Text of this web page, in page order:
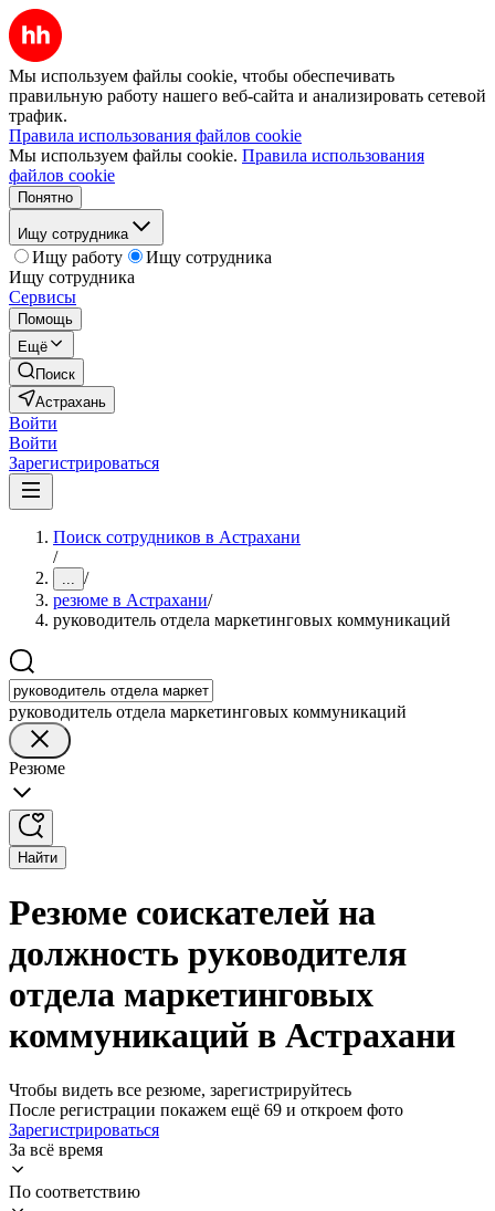
Мы используем файлы cookie, чтобы обеспечивать
правильную работу нашего веб-сайта и анализировать сетевой
трафик.
Правила использования файлов cookie
Мы используем файлы cookie. Правила использования
файлов cookie
Понятно
Ищу сотрудника
Ищу работу
Ищу сотрудника
Ищу сотрудника
Сервисы
Помощь
Ещё
Поиск
Астрахань
Войти
Войти
Зарегистрироваться
Поиск сотрудников в Астрахани
/
... /
резюме в Астрахани/
руководитель отдела маркетинговых коммуникаций
руководитель отдела маркетинговых коммуникаций
Резюме
Найти
Резюме соискателей на
должность руководителя
отдела маркетинговых
коммуникаций в Астрахани
Чтобы видеть все резюме, зарегистрируйтесь
После регистрации покажем ещё 69 и откроем фото
Зарегистрироваться
За всё время
По соответствию